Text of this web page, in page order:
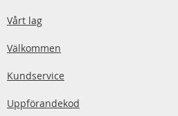
Vårt lag
Välkommen
Kundservice
Uppförandekod